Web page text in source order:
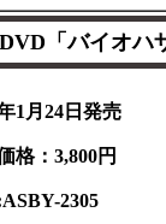
「バイオハ
1月24日発売
格：3,800円
2305